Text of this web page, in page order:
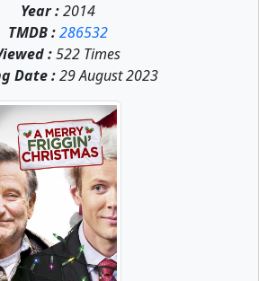
Year :2014
TMDB : 286532
:522 Times
Date :29 August 2023